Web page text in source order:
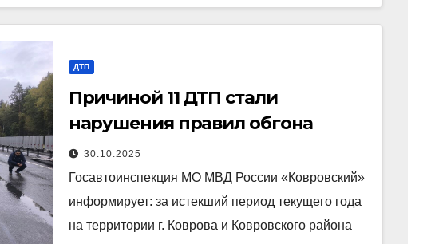
ДТП
Причиной 11 ДТП стали
нарушения правил обгона
30.10.2025
Госавтоинспекция МО МВД России «Ковровский»
информирует: за истекший период текущего года
на территории г. Коврова и Ковровского района